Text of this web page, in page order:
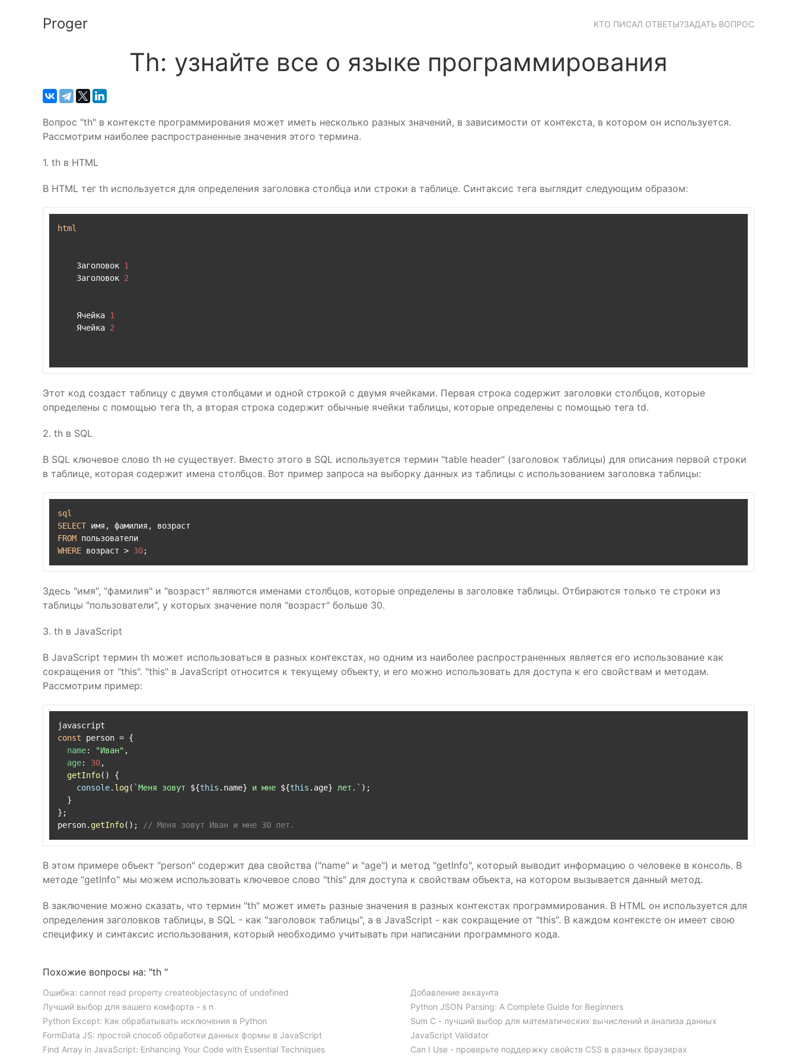
Proger КТО ПИСАЛ ОТВЕТЫ?ЗАДАТЬ ВОПРОС
Th: узнайте все о языке программирования
Вопрос "th" в контексте программирования может иметь несколько разных значений, в зависимости от контекста, в котором он используется.
Рассмотрим наиболее распространенные значения этого термина.
1. th в HTML
В HTML тег th используется для определения заголовка столбца или строки в таблице. Синтаксис тега выглядит следующим образом:
html
    Заголовок
1
    Заголовок
2
    Ячейка
1
    Ячейка
2
Этот код создаст таблицу с двумя столбцами и одной строкой с двумя ячейками. Первая строка содержит заголовки столбцов, которые
определены с помощью тега th, а вторая строка содержит обычные ячейки таблицы, которые определены с помощью тега td.
2. th в SQL
В SQL ключевое слово th не существует. Вместо этого в SQL используется термин "table header" (заголовок таблицы) для описания первой строки
в таблице, которая содержит имена столбцов. Вот пример запроса на выборку данных из таблицы с использованием заголовка таблицы:
sql
SELECT
FROM
WHERE возраст > 30
Здесь "имя", "фамилия" и "возраст" являются именами столбцов, которые определены в заголовке таблицы. Отбираются только те строки из
таблицы "пользователи", у которых значение поля "возраст" больше 30.
3. th в JavaScript
В JavaScript термин th может использоваться в разных контекстах, но одним из наиболее распространенных является его использование как
сокращения от "this". "this" в JavaScript относится к текущему объекту, и его можно использовать для доступа к его свойствам и методам.
Рассмотрим пример:
const person = {
name: "Иван" ,
age: 30,
getInfo( ) {
console. log( `Меня зовут ${this .name} и мне ${this .age} лет.` );
  }
};
person. getInfo(); // Меня зовут Иван и мне 30 лет.
В этом примере объект "person" содержит два свойства ("name" и "age") и метод "getInfo", который выводит информацию о человеке в консоль. В
методе "getInfo" мы можем использовать ключевое слово "this" для доступа к свойствам объекта, на котором вызывается данный метод.
В заключение можно сказать, что термин "th" может иметь разные значения в разных контекстах программирования. В HTML он используется для
определения заголовков таблицы, в SQL - как "заголовок таблицы", а в JavaScript - как сокращение от "this". В каждом контексте он имеет свою
специфику и синтаксис использования, который необходимо учитывать при написании программного кода.
Похожие вопросы на: "th "
Ошибка: cannot read property createobjectasync of undefined
Лучший выбор для вашего комфорта - s n
Python Except: Как обрабатывать исключения в Python
FormData JS: простой способ обработки данных формы в JavaScript
Find Array in JavaScript: Enhancing Your Code with Essential Techniques
Добавление аккаунта
Python JSON Parsing: A Complete Guide for Beginners
Sum C - лучший выбор для математических вычислений и анализа данных
JavaScript Validator
Can I Use - проверьте поддержку свойств CSS в разных браузерах